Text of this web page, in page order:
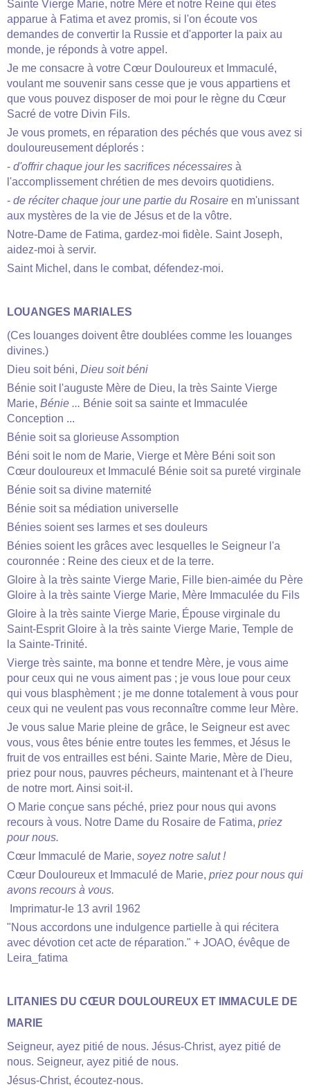
Sainte Vierge Marie, notre Mère et notre Reine qui êtes
apparue à Fatima et avez promis, si l'on écoute vos
demandes de convertir la Russie et d'apporter la paix au
monde, je réponds à votre appel.
Je me consacre à votre Cœur Douloureux et Immaculé,
voulant me souvenir sans cesse que je vous appartiens et
que vous pouvez disposer de moi pour le règne du Cœur
Sacré de votre Divin Fils.
Je vous promets, en réparation des péchés que vous avez si
douloureusement déplorés :
- d'offrir chaque jour les sacrifices nécessaires à
l'accomplissement chrétien de mes devoirs quotidiens.
- de réciter chaque jour une partie du Rosaire en m'unissant
aux mystères de la vie de Jésus et de la vôtre.
Notre-Dame de Fatima, gardez-moi fidèle. Saint Joseph,
aidez-moi à servir.
Saint Michel, dans le combat, défendez-moi.
LOUANGES MARIALES
(Ces louanges doivent être doublées comme les louanges
divines.)
Dieu soit béni, Dieu soit béni
Bénie soit l'auguste Mère de Dieu, la très Sainte Vierge
Marie, Bénie ... Bénie soit sa sainte et Immaculée
Conception ...
Bénie soit sa glorieuse Assomption
Béni soit le nom de Marie, Vierge et Mère Béni soit son
Cœur douloureux et Immaculé Bénie soit sa pureté virginale
Bénie soit sa divine maternité
Bénie soit sa médiation universelle
Bénies soient ses larmes et ses douleurs
Bénies soient les grâces avec lesquelles le Seigneur l'a
couronnée : Reine des cieux et de la terre.
Gloire à la très sainte Vierge Marie, Fille bien-aimée du Père
Gloire à la très sainte Vierge Marie, Mère Immaculée du Fils
Gloire à la très sainte Vierge Marie, Épouse virginale du
Saint-Esprit Gloire à la très sainte Vierge Marie, Temple de
la Sainte-Trinité.
Vierge très sainte, ma bonne et tendre Mère, je vous aime
pour ceux qui ne vous aiment pas ; je vous loue pour ceux
qui vous blasphèment ; je me donne totalement à vous pour
ceux qui ne veulent pas vous reconnaître comme leur Mère.
Je vous salue Marie pleine de grâce, le Seigneur est avec
vous, vous êtes bénie entre toutes les femmes, et Jésus le
fruit de vos entrailles est béni. Sainte Marie, Mère de Dieu,
priez pour nous, pauvres pécheurs, maintenant et à l'heure
de notre mort. Ainsi soit-il.
O Marie conçue sans péché, priez pour nous qui avons
recours à vous. Notre Dame du Rosaire de Fatima, priez
pour nous.
Cœur Immaculé de Marie, soyez notre salut !
Cœur Douloureux et Immaculé de Marie, priez pour nous qui
avons recours à vous.
Imprimatur-le 13 avril 1962
"Nous accordons une indulgence partielle à qui récitera
avec dévotion cet acte de réparation." + JOAO, évêque de
Leira_fatima
LITANIES DU CŒUR DOULOUREUX ET IMMACULE DE
MARIE
Seigneur, ayez pitié de nous. Jésus-Christ, ayez pitié de
nous. Seigneur, ayez pitié de nous.
Jésus-Christ, écoutez-nous.